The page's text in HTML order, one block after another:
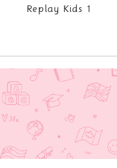
Replay Kids 1